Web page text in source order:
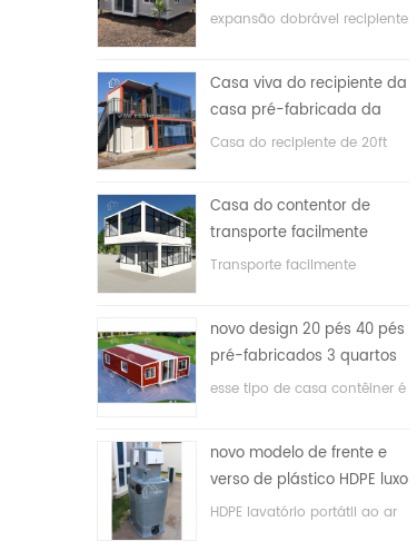
baixo preço
expansão dobrável recipiente
Casa viva do recipiente da
casa pré-fabricada da
prova de fogo de 20ft em
Casa do recipiente de 20ft
Casa do contentor de
transporte facilmente
montada e conveniente
Transporte facilmente
novo design 20 pés 40 pés
pré-fabricados 3 quartos
minúscula casa recipiente
esse tipo de casa contêiner é
e com sistema elétrico.
novo modelo de frente e
verso de plástico HDPE luxo
público banheiro lavatório
HDPE lavatório portátil ao ar